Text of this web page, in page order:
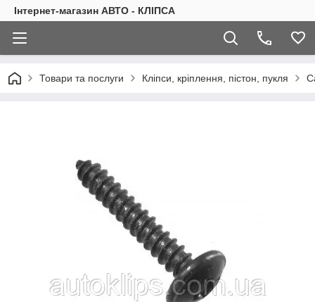
Інтернет-магазин АВТО - КЛІПСА
Товари та послуги Кліпси, кріплення, пістон, пукля